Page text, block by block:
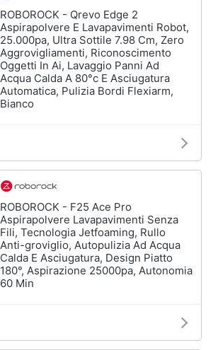
ROBOROCK - Qrevo Edge 2
Aspirapolvere E Lavapavimenti Robot,
25.000pa, Ultra Sottile 7.98 Cm, Zero
Aggrovigliamenti, Riconoscimento
Oggetti In Ai, Lavaggio Panni Ad
Acqua Calda A 80°c E Asciugatura
Automatica, Pulizia Bordi Flexiarm,
Bianco
ROBOROCK - F25 Ace Pro
Aspirapolvere Lavapavimenti Senza
Fili, Tecnologia Jetfoaming, Rullo
Anti-groviglio, Autopulizia Ad Acqua
Calda E Asciugatura, Design Piatto
180°, Aspirazione 25000pa, Autonomia
60 Min